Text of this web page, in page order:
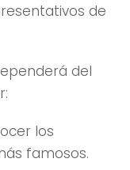
de
del
los
famosos.